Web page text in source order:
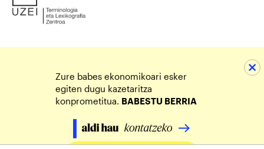
Zure babes ekonomikoari esker
egiten dugu kazetaritza
konprometitua. BABESTU BERRIA